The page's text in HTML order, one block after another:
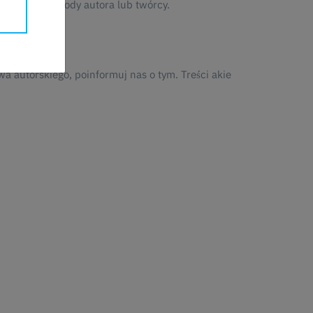
pisemnej zgody autora lub twórcy.
autorskiego, poinformuj nas o tym. Treści akie